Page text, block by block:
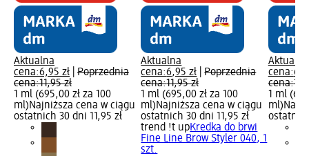
Aktualna
cena:6,95 zł
Poprzednia
cena:11,95 zł
1 ml (695,00 zł za 100
ml)Najniższa cena w ciągu
ostatnich 30 dni 11,95 zł
Aktualna
cena:6,95 zł |Poprzednia
cena:11,95 zł
1 ml (695,00 zł za 100
ml)Najniższa cena w ciągu
ostatnich 30 dni 11,95 zł
trend !t upKredka do brwi
Fine Line Brow Styler 040, 1
szt.
Aktualna
cena:
cena:
1 ml
ml)